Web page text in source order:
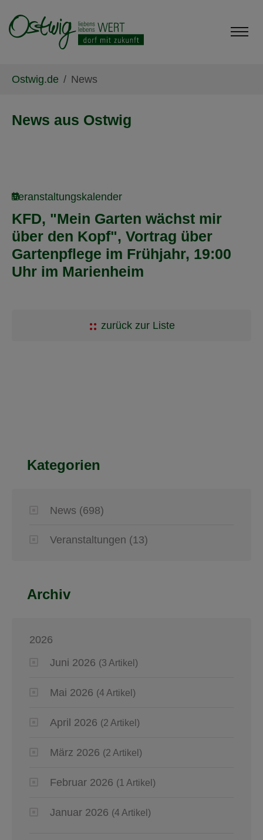
Ostwig.de News
News aus Ostwig
Veranstaltungskalender
KFD, "Mein Garten wächst mir
über den Kopf", Vortrag über
Gartenpflege im Frühjahr, 19:00
Uhr im Marienheim
zurück zur Liste
Kategorien
News (698)
Veranstaltungen (13)
Archiv
2026
Juni 2026 (3 Artikel)
Mai 2026 (4 Artikel)
April 2026 (2 Artikel)
März 2026 (2 Artikel)
Februar 2026 (1 Artikel)
Januar 2026 (4 Artikel)